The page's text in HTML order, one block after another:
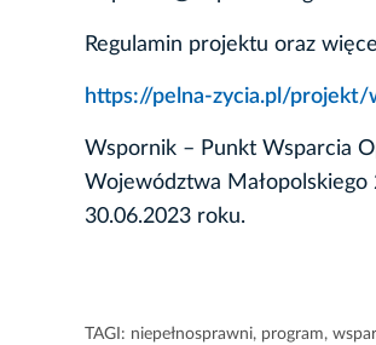
Regulamin projektu oraz
https://pelna-zycia.pl/projekt/
Wspornik – Punkt Wsparcia
Województwa
30.06.2023 roku.
TAGI: niepełnosprawni, program,